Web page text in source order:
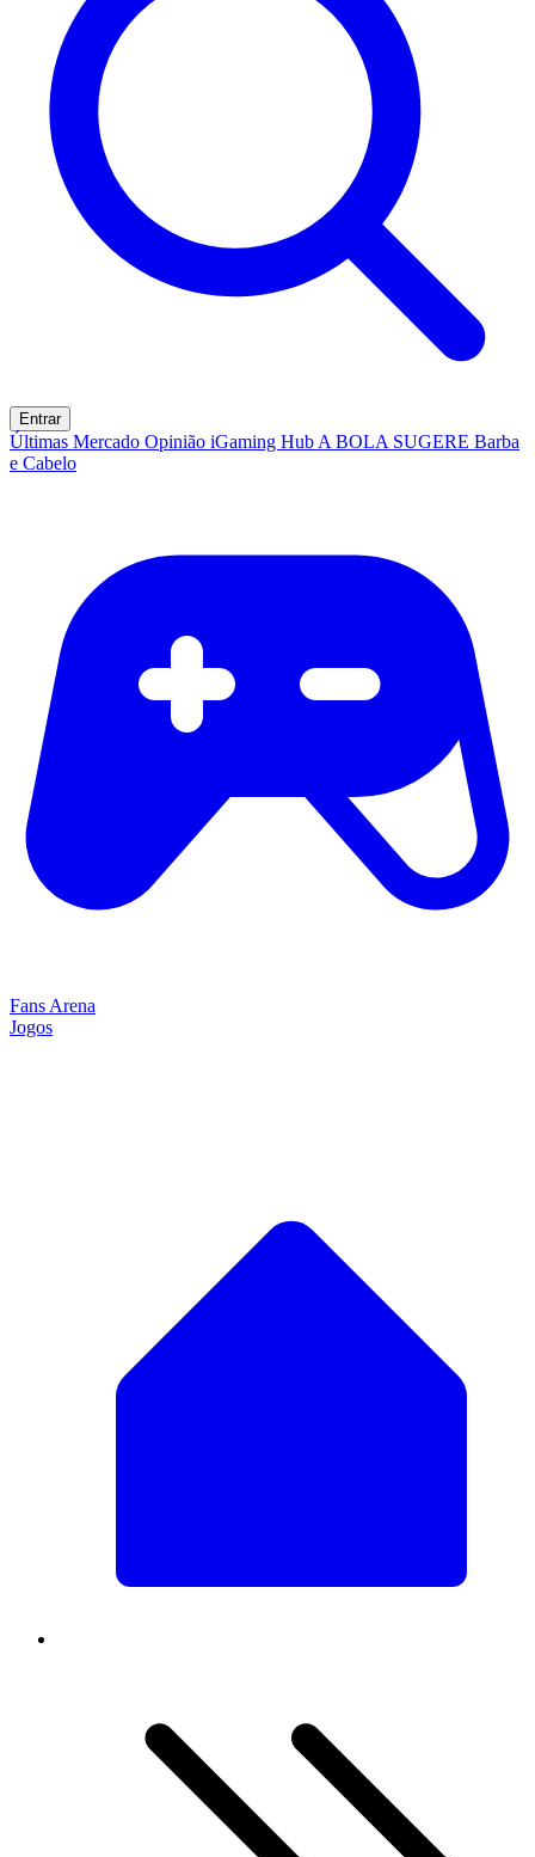
Entrar
Últimas Mercado Opinião iGaming Hub A BOLA SUGERE Barba
e Cabelo
Fans Arena
Jogos